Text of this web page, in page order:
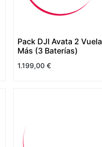
Pack DJI Avata 2 Vuela
Más (3 Baterías)
1.199,00 €